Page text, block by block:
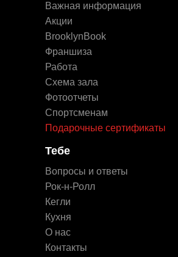
Работа
Кегли
Спортсменам
Кухня
Фотоотчеты
Рок-н-Ролл
Схема зала
О нас
Важная информация
Контакты
Франшиза
Подарочные сертификаты
Вопросы и ответы
Акции
Тебе
BrooklynBook